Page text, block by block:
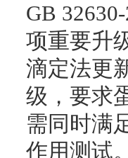
GB
项重要升
滴定法更
级，要求
需同时满
作用测试